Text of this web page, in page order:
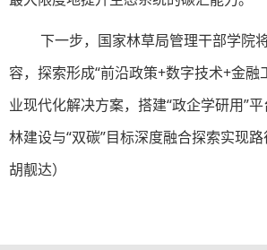
下一步，国家林草局管理干部学院
容，探索形成“前沿政策+数字技术+金融
业现代化解决方案，搭建“政企学研用”
林建设与“双碳”目标深度融合探索实现
胡靓达）